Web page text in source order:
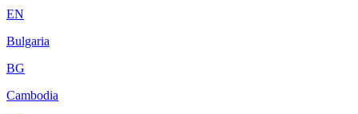
EN
Bulgaria
BG
Cambodia